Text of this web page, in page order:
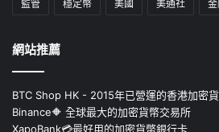
監管 穩定幣 美國 美通社
網站推薦
BTC Shop HK - 2015年已營運的香港加密
Binance🔶 全球最大的加密貨幣交易所
XapoBank💳最好用的加密貨幣銀行卡